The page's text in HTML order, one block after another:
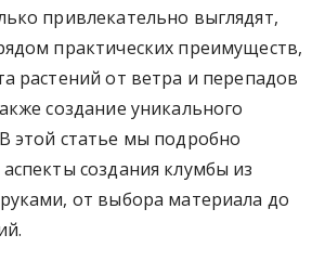
привлекательно выглядят,
практических преимуществ,
растений от ветра и перепадов
создание уникального
этой статье мы подробно
создания клумбы из
от выбора материала до